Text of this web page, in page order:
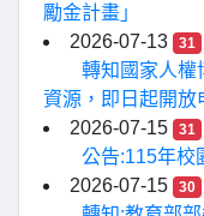
勵金計畫」
2026-07-13
31
轉知國家人權
資源，即日起開放
2026-07-15
31
公告:115年校
2026-07-15
30